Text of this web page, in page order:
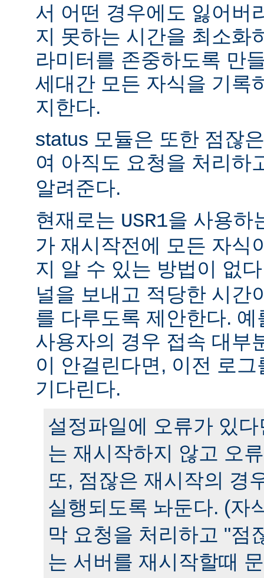
서 어떤 경우에도 잃어버
지 못하는 시간을 최소화
라미터를 존중하도록 만
세대간 모든 자식을 기록
지한다.
status 모듈은 또한 점잖
여 아직도 요청을 처리하
알려준다.
현재로는 USR1을 사용하
가 재시작전에 모든 자식
지 알 수 있는 방법이 없
널을 보내고 적당한 시간
를 다루도록 제안한다.
사용자의 경우 접속 대부
이 안걸린다면, 이전 로
기다린다.
설정파일에 오류가 있
는 재시작하지 않고 오
또, 점잖은 재시작의 경
실행되도록 놔둔다. (자
막 요청을 처리하고 "점
는 서버를 재시작할때